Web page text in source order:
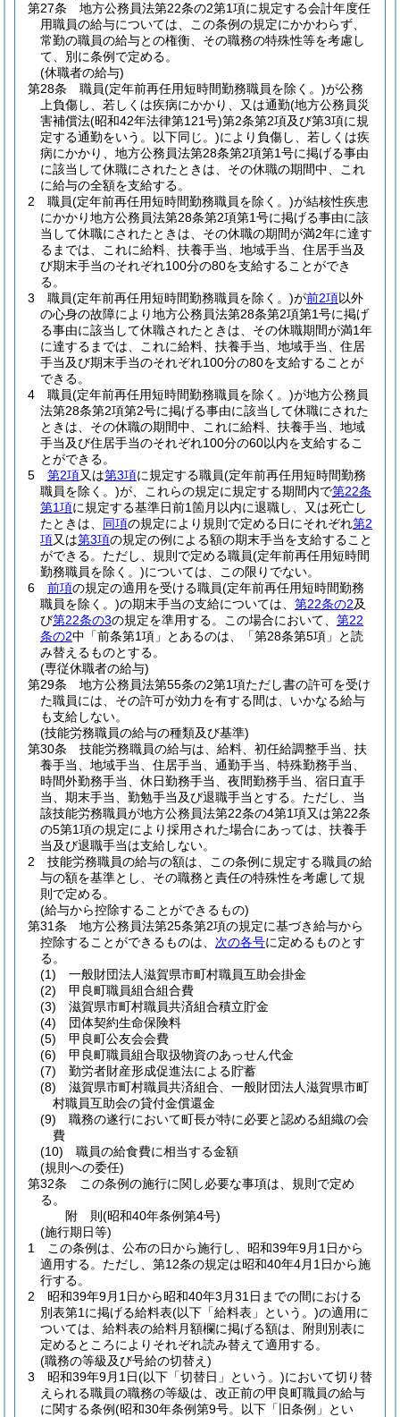
第27条
地方公務員法第22条の2第1項に規定する会計年度任
用職員の給与については、この条例の規定にかかわらず、
常勤の職員の給与との権衡、その職務の特殊性等を考慮し
て、別に条例で定める。
(休職者の給与)
第28条
職員(定年前再任用短時間勤務職員を除く。)が公務
上負傷し、若しくは疾病にかかり、又は通勤(地方公務員災
害補償法(昭和42年法律第121号)第2条第2項及び第3項に規
定する通勤をいう。以下同じ。)により負傷し、若しくは疾
病にかかり、地方公務員法第28条第2項第1号に掲げる事由
に該当して休職にされたときは、その休職の期間中、これ
に給与の全額を支給する。
2
職員(定年前再任用短時間勤務職員を除く。)が結核性疾患
にかかり地方公務員法第28条第2項第1号に掲げる事由に該
当して休職にされたときは、その休職の期間が満2年に達す
るまでは、これに給料、扶養手当、地域手当、住居手当及
び期末手当のそれぞれ100分の80を支給することができ
る。
3
職員(定年前再任用短時間勤務職員を除く。)が前2項以外
の心身の故障により地方公務員法第28条第2項第1号に掲げ
る事由に該当して休職されたときは、その休職期間が満1年
に達するまでは、これに給料、扶養手当、地域手当、住居
手当及び期末手当のそれぞれ100分の80を支給することが
できる。
4
職員(定年前再任用短時間勤務職員を除く。)が地方公務員
法第28条第2項第2号に掲げる事由に該当して休職にされた
ときは、その休職の期間中、これに給料、扶養手当、地域
手当及び住居手当のそれぞれ100分の60以内を支給するこ
とができる。
5
第2項又は第3項に規定する職員(定年前再任用短時間勤務
職員を除く。)が、これらの規定に規定する期間内で第22条
第1項に規定する基準日前1箇月以内に退職し、又は死亡し
たときは、 同項の規定により規則で定める日にそれぞれ第2
項又は第3項の規定の例による額の期末手当を支給すること
ができる。 ただし、規則で定める職員(定年前再任用短時間
勤務職員を除く。)については、この限りでない。
6
前項の規定の適用を受ける職員(定年前再任用短時間勤務
職員を除く。)の期末手当の支給については、 第22条の2及
び第22条の3の規定を準用する。 この場合において、 第22
条の2中「前条第1項」とあるのは、「第28条第5項」と読
み替えるものとする。
(専従休職者の給与)
第29条
地方公務員法第55条の2第1項ただし書の許可を受け
た職員には、その許可が効力を有する間は、いかなる給与
も支給しない。
(技能労務職員の給与の種類及び基準)
第30条
技能労務職員の給与は、給料、初任給調整手当、扶
養手当、地域手当、住居手当、通勤手当、特殊勤務手当、
時間外勤務手当、休日勤務手当、夜間勤務手当、宿日直手
当、期末手当、勤勉手当及び退職手当とする。 ただし、当
該技能労務職員が地方公務員法第22条の4第1項又は第22条
の5第1項の規定により採用された場合にあっては、扶養手
当及び退職手当は支給しない。
2
技能労務職員の給与の額は、この条例に規定する職員の給
与の額を基準とし、その職務と責任の特殊性を考慮して規
則で定める。
(給与から控除することができるもの)
第31条
地方公務員法第25条第2項の規定に基づき給与から
控除することができるものは、 次の各号に定めるものとす
る。
(1)
一般財団法人滋賀県市町村職員互助会掛金
(2)
甲良町職員組合組合費
(3)
滋賀県市町村職員共済組合積立貯金
(4)
団体契約生命保険料
(5)
甲良町公友会会費
(6)
甲良町職員組合取扱物資のあっせん代金
(7)
勤労者財産形成促進法による貯蓄
(8)
滋賀県市町村職員共済組合、一般財団法人滋賀県市町
村職員互助会の貸付金償還金
(9)
職務の遂行において町長が特に必要と認める組織の会
費
(10)
職員の給食費に相当する金額
(規則への委任)
第32条
この条例の施行に関し必要な事項は、規則で定め
る。
附 則(昭和40年条例第4号)
(施行期日等)
1
この条例は、公布の日から施行し、昭和39年9月1日から
適用する。 ただし、第12条の規定は昭和40年4月1日から施
行する。
2
昭和39年9月1日から昭和40年3月31日までの間における
別表第1に掲げる給料表(以下「給料表」という。)の適用に
ついては、給料表の給料月額欄に掲げる額は、附則別表に
定めるところによりそれぞれ読み替えて適用する。
(職務の等級及び号給の切替え)
3
昭和39年9月1日(以下「切替日」という。)において切り替
えられる職員の職務の等級は、改正前の甲良町職員の給与
に関する条例(昭和30年条例第9号。以下「旧条例」とい